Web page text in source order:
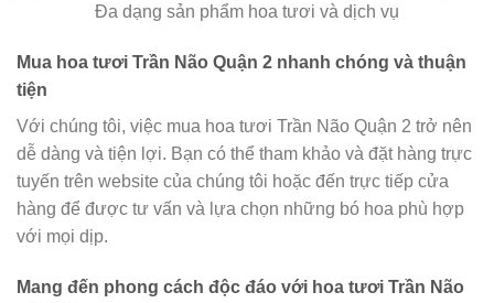
Đa dạng sản phẩm hoa tươi và dịch vụ
Mua hoa tươi Trần Não Quận 2 nhanh chóng và thuận
tiện
Với chúng tôi, việc mua hoa tươi Trần Não Quận 2 trở nên
dễ dàng và tiện lợi. Bạn có thể tham khảo và đặt hàng trực
tuyến trên website của chúng tôi hoặc đến trực tiếp cửa
hàng để được tư vấn và lựa chọn những bó hoa phù hợp
với mọi dịp.
Mang đến phong cách độc đáo với hoa tươi Trần Não